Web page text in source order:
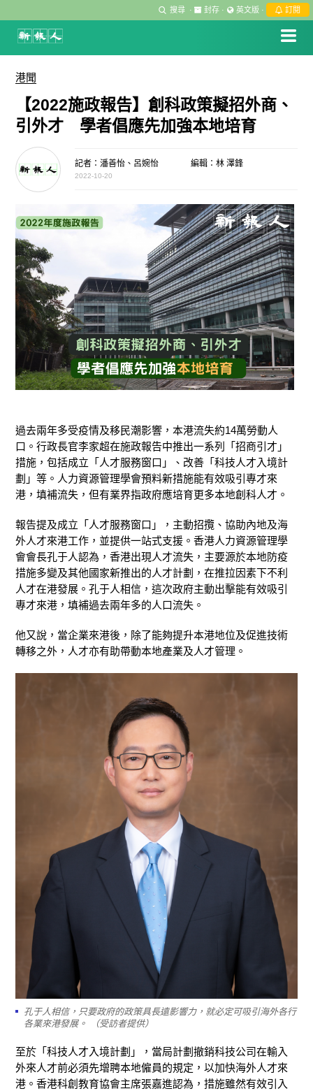
搜尋 · 封存 · 英文版 · 訂閱
港聞
【2022施政報告】創科政策擬招外商、
引外才 學者倡應先加強本地培育
記者：潘善怡、呂婉怡 編輯：林 澤鋒
2022-10-20
過去兩年多受疫情及移民潮影響，本港流失約14萬勞動人
口。行政長官李家超在施政報告中推出一系列「招商引才」
措施，包括成立「人才服務窗口」、改善「科技人才入境計
劃」等。人力資源管理學會預料新措施能有效吸引專才來
港，填補流失，但有業界指政府應培育更多本地創科人才。
報告提及成立「人才服務窗口」，主動招攬、協助內地及海
外人才來港工作，並提供一站式支援。香港人力資源管理學
會會長孔于人認為，香港出現人才流失，主要源於本地防疫
措施多變及其他國家新推出的人才計劃，在推拉因素下不利
人才在港發展。孔于人相信，這次政府主動出擊能有效吸引
專才來港，填補過去兩年多的人口流失。
他又說，當企業來港後，除了能夠提升本港地位及促進技術
轉移之外，人才亦有助帶動本地產業及人才管理。
孔于人相信，只要政府的政策具長遠影響力，就必定可吸引海外各行
各業來港發展。 （受訪者提供）
至於「科技人才入境計劃」，當局計劃撤銷科技公司在輸入
外來人才前必須先增聘本地僱員的規定，以加快海外人才來
港。香港科創教育協會主席張嘉進認為，措施雖然有效引入